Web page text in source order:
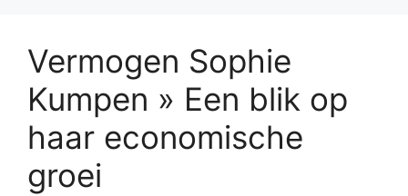
Vermogen Sophie
Kumpen » Een blik op
haar economische
groei